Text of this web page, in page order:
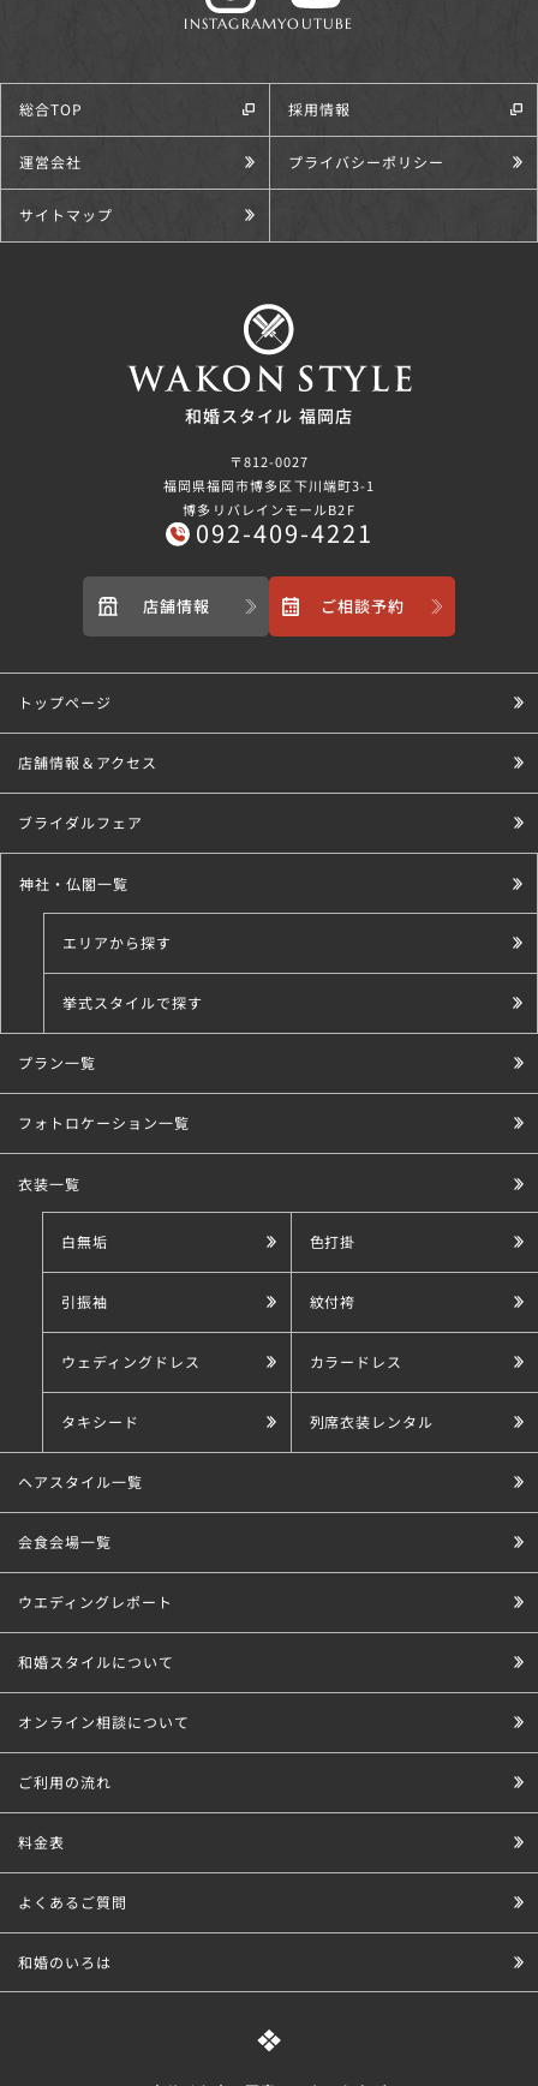
INSTAGRAMYOUTUBE
総合TOP 採用情報
運営会社 プライバシーポリシー
サイトマップ
和婚スタイル 福岡店
〒812-0027
福岡県福岡市博多区下川端町3-1
博多リバレインモールB2F
092-409-4221
店舗情報 ご相談予約
トップページ
店舗情報＆アクセス
ブライダルフェア
神社・仏閣一覧
エリアから探す
挙式スタイルで探す
こだわり条件で探す
プラン一覧
フォトロケーション一覧
衣装一覧
白無垢 色打掛
引振袖 紋付袴
ウェディングドレス カラードレス
タキシード 列席衣装レンタル
ヘアスタイル一覧
会食会場一覧
ウエディングレポート
和婚スタイルについて
オンライン相談について
ご利用の流れ
料金表
よくあるご質問
和婚のいろは